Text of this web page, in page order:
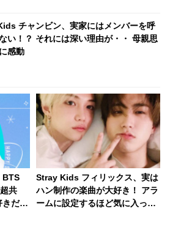
チャンビン、実家にはメンバーを呼
い！？ それには深い理由が・・ 母親思
感動
BTS
共
だっ
Stray Kids フィリックス、実は
ハン制作の楽曲が大好き！ アラ
ームに設定するほど気に入って